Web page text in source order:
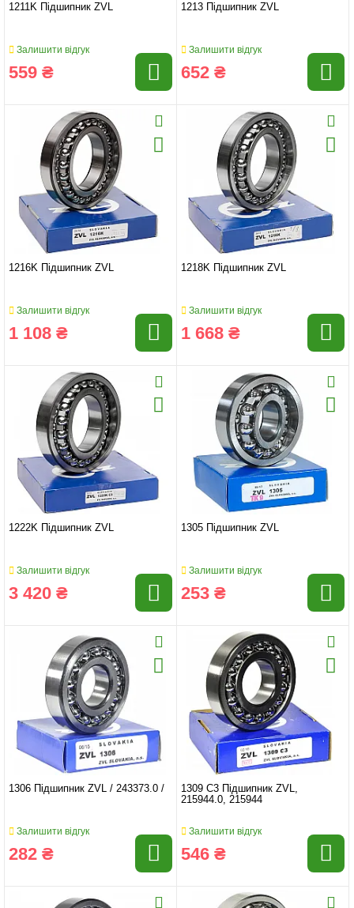
1211K Підшипник ZVL
Залишити відгук
559 ₴
1213 Підшипник ZVL
Залишити відгук
652 ₴
1216K Підшипник ZVL
Залишити відгук
1 108 ₴
1218K Підшипник ZVL
Залишити відгук
1 668 ₴
1222K Підшипник ZVL
Залишити відгук
3 420 ₴
1305 Підшипник ZVL
Залишити відгук
253 ₴
1306 Підшипник ZVL / 243373.0 /
Залишити відгук
282 ₴
1309 C3 Підшипник ZVL,
215944.0, 215944
Залишити відгук
546 ₴